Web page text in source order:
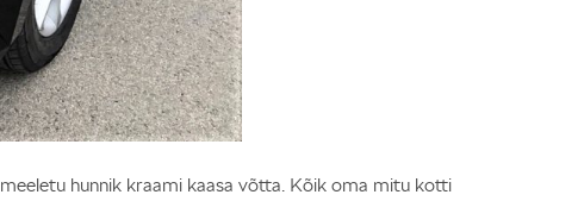
hunnik kraami kaasa võtta. Kõik oma mitu kotti